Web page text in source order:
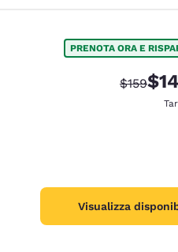
PRENOTA ORA E
Tariffa di
$159
Visualizza